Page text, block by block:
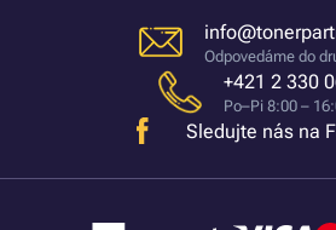
Odpovedáme do
+421 2 330
Po–Pi 8:00 –
Sledujte nás na